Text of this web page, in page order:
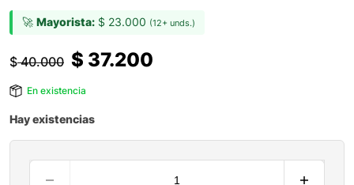
🚀 Mayorista: $ 23.000 (12+ unds.)
$40.000 $ 37.200
En existencia
Hay existencias